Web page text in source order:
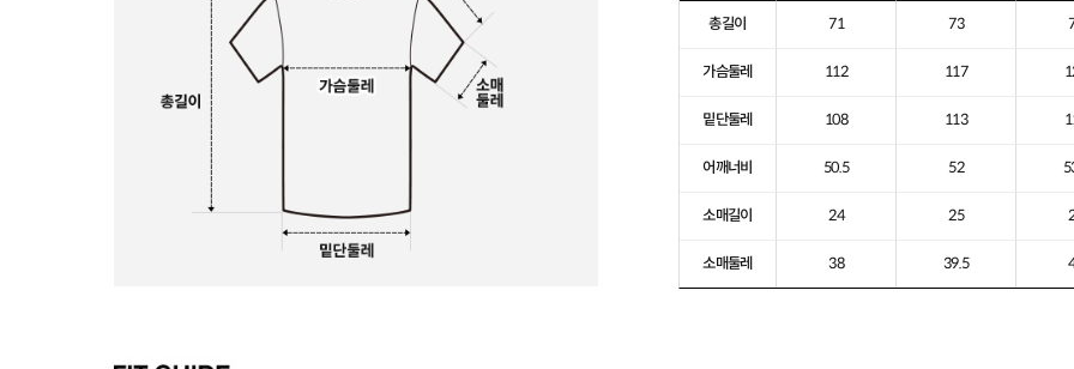
총길이 71 73
가슴둘레 112 117
밑단둘레 108 113
어깨너비 50.5 52
소매길이 24 25
소매둘레 38 39.5